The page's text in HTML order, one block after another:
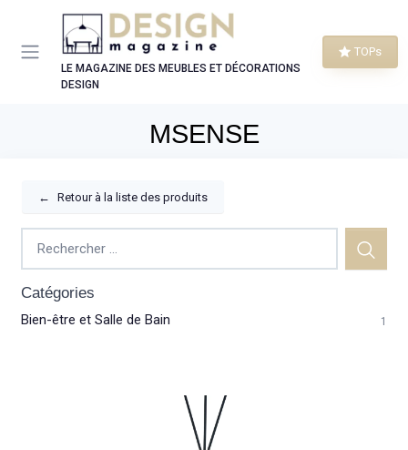
LE MAGAZINE DES MEUBLES ET DÉCORATIONS
DESIGN
TOPs
MSENSE
← Retour à la liste des produits
Catégories
Bien-être et Salle de Bain 1
Panneau de gestion des cookies